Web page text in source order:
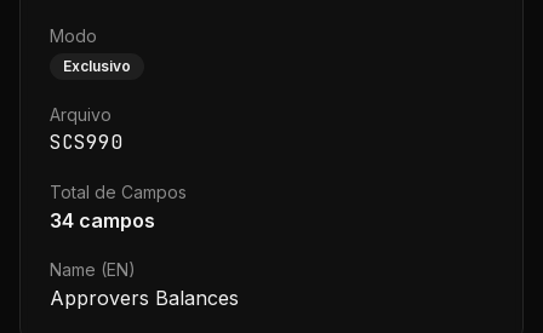
Modo
Exclusivo
Arquivo
SCS990
Total de Campos
34 campos
Name (EN)
Approvers Balances